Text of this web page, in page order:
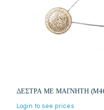
ΔΕΣΤΡΑ ΜΕ ΜΑΓΝΗΤΗ
Login to see prices